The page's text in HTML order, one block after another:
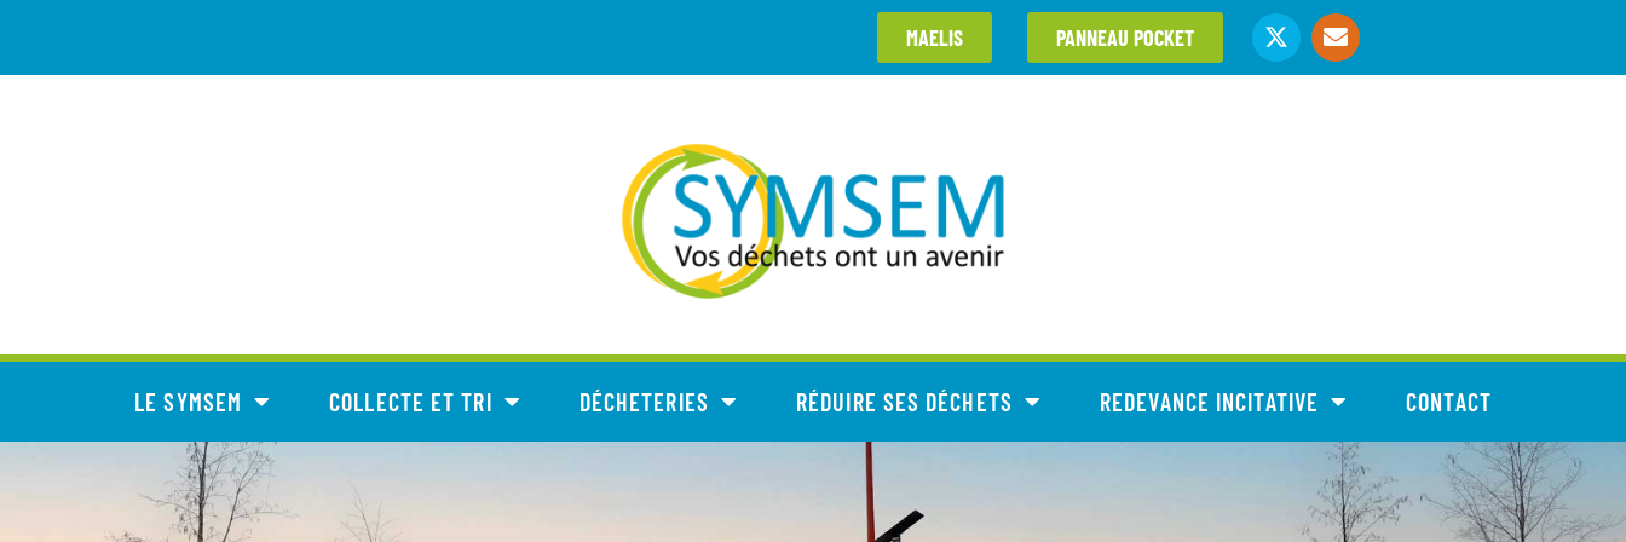
MAELIS PANNEAU POCKET
LE SYMSEM COLLECTE ET TRI DÉCHETERIES RÉDUIRE SES DÉCHETS REDEVANCE INCITATIVE CONTACT